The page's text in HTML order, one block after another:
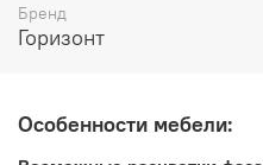
Дополнительно
столешницу, в комплект не
Производитель:
Бренд
Горизонт
Особенности мебели: